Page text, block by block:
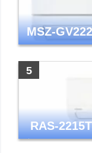
MSZ-
アコン GV
RAS-
年モデル TL